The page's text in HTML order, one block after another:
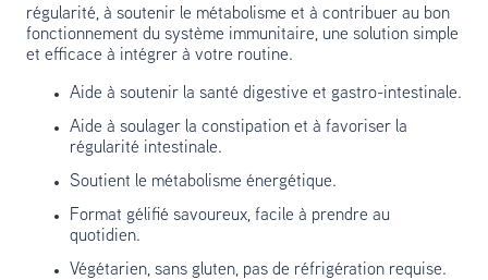
régularité, à soutenir le métabolisme et à contribuer au bon
fonctionnement du système immunitaire, une solution simple
et efficace à intégrer à votre routine.
Aide à soutenir la santé digestive et gastro-intestinale.
Aide à soulager la constipation et à favoriser la
régularité intestinale.
Soutient le métabolisme énergétique.
Format gélifié savoureux, facile à prendre au
quotidien.
Végétarien, sans gluten, pas de réfrigération requise.